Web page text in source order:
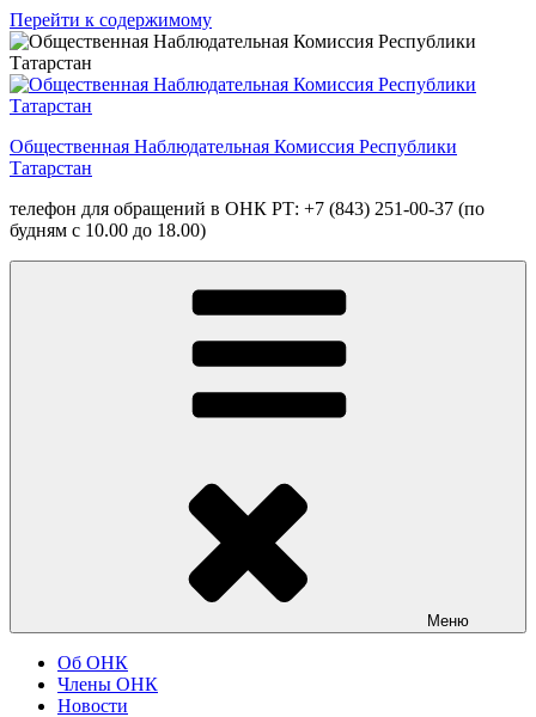
Перейти к содержимому
Общественная Наблюдательная Комиссия Республики
Татарстан
телефон для обращений в ОНК РТ: +7 (843) 251-00-37 (по
будням с 10.00 до 18.00)
Меню
Об ОНК
Члены ОНК
Новости